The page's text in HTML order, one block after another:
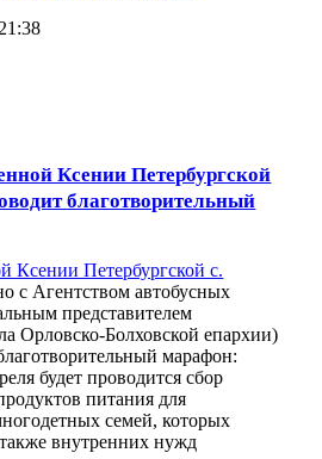
Ксении Петербургской
благотворительный
Ксении Петербургской с.
с Агентством автобусных
представителем
Орловско-Болховской епархии)
марафон:
будет проводится сбор
питания для
семей, которых
внутренних нужд